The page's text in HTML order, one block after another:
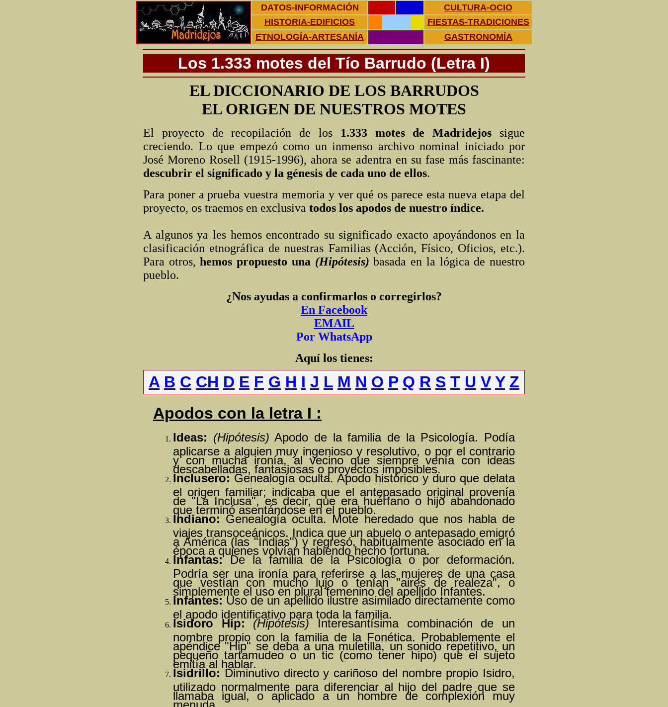
DATOS-INFORMACIÓN
CULTURA-OCIO
HISTORIA-EDIFICIOS
FIESTAS-TRADICIONES
ETNOLOGÍA-ARTESANÍA
GASTRONOMÍA
Los 1.333 motes del Tío Barrudo (Letra I)
EL DICCIONARIO DE LOS BARRUDOS
EL ORIGEN DE NUESTROS MOTES
El proyecto de recopilación de los 1.333 motes de Madridejos sigue
creciendo. Lo que empezó como un inmenso archivo nominal iniciado por
José Moreno Rosell (1915-1996), ahora se adentra en su fase más fascinante:
descubrir el significado y la génesis de cada uno de ellos.
Para poner a prueba vuestra memoria y ver qué os parece esta nueva etapa del
proyecto, os traemos en exclusiva todos los apodos de nuestro índice.
A algunos ya les hemos encontrado su significado exacto apoyándonos en la
clasificación etnográfica de nuestras Familias (Acción, Físico, Oficios, etc.).
Para otros,hemos propuesto una (Hipótesis) basada en la lógica de nuestro
pueblo.
¿Nos ayudas a confirmarlos o corregirlos?
En Facebook
EMAIL
Por WhatsApp
Aquí los tienes:
A B C CH D E F G H I J L M N O P Q R S T U V Y Z
Apodos con la letra I :
Ideas: (Hipótesis) Apodo de la familia de la Psicología. Podía
aplicarse a alguien muy ingenioso y resolutivo, o por el contrario
y con mucha ironía, al vecino que siempre venía con ideas
descabelladas, fantasiosas o proyectos imposibles.
Inclusero: Genealogía oculta. Apodo histórico y duro que delata
el origen familiar; indicaba que el antepasado original provenía
de "La Inclusa", es decir, que era huérfano o hijo abandonado
que terminó asentándose en el pueblo.
Indiano: Genealogía oculta. Mote heredado que nos habla de
viajes transoceánicos. Indica que un abuelo o antepasado emigró
a América (las "Indias") y regresó, habitualmente asociado en la
época a quienes volvían habiendo hecho fortuna.
Infantas:De la familia de la Psicología o por deformación.
Podría ser una ironía para referirse a las mujeres de una casa
que vestían con mucho lujo o tenían "aires de realeza", o
simplemente el uso en plural femenino del apellido Infantes.
Infantes: Uso de un apellido ilustre asimilado directamente como
el apodo identificativo para toda la familia.
Isidoro Hip: (Hipótesis) Interesantísima combinación de un
nombre propio con la familia de la Fonética. Probablemente el
apéndice "Hip" se deba a una muletilla, un sonido repetitivo, un
pequeño tartamudeo o un tic (como tener hipo) que el sujeto
emitía al hablar.
Isidrillo: Diminutivo directo y cariñoso del nombre propio Isidro,
utilizado normalmente para diferenciar al hijo del padre que se
llamaba igual, o aplicado a un hombre de complexión muy
menuda.